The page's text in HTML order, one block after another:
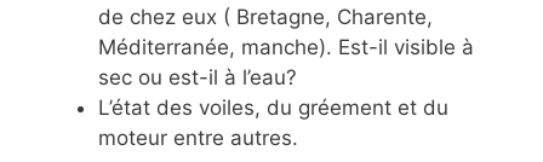
de chez eux ( Bretagne, Charente,
Méditerranée, manche). Est-il visible à
sec ou est-il à l’eau?
L’état des voiles, du gréement et du
moteur entre autres.